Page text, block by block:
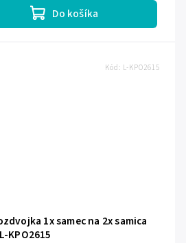
Do košíka
1x samec na 2x samica
KPO2615
Kód: L-KPO2615